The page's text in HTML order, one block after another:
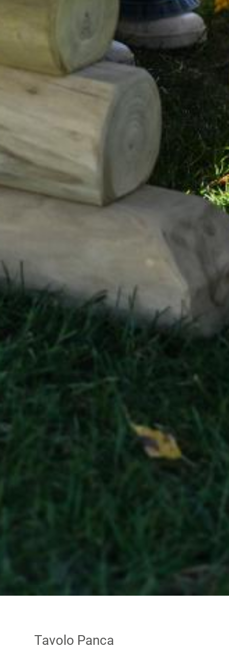
Tavolo Panca